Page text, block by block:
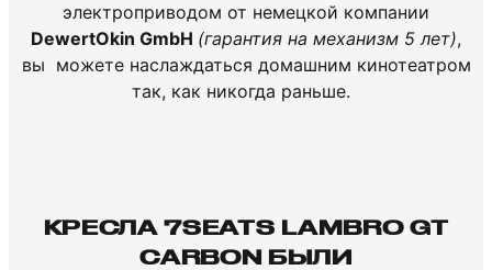
электроприводом от немецкой компании
DewertOkin GmbH (гарантия на механизм 5 лет),
вы можете наслаждаться домашним кинотеатром
так, как никогда раньше.
КРЕСЛА 7SEATS LAMBRO GT
CARBON БЫЛИ